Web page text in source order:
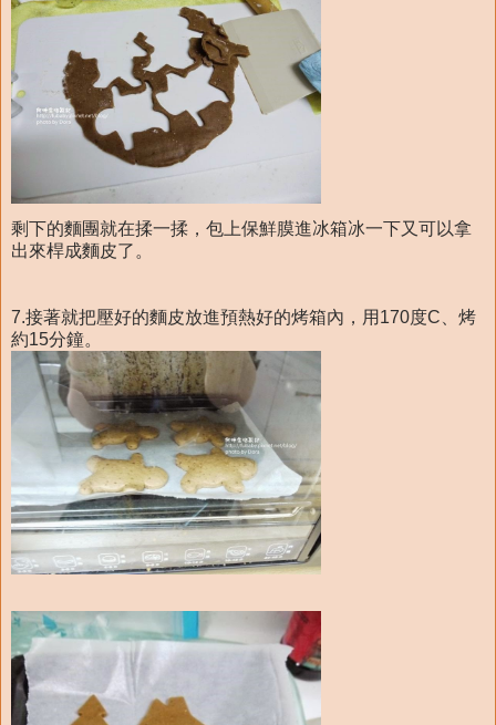
剩下的麵團就在揉一揉，包上保鮮膜進冰箱冰一下又可以拿
出來桿成麵皮了。
7.接著就把壓好的麵皮放進預熱好的烤箱內，用170度C、烤
約15分鐘。